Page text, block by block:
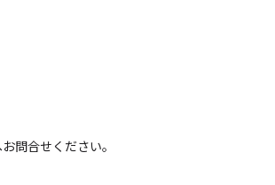
問合せください。